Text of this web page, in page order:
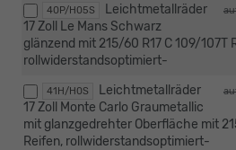
40P/H05S
Leichtmetallräder
17 Zoll Le Mans Schwarz
glänzend mit 215/60 R17 C 109/107T
rollwiderstandsoptimiert-
41H/H0S
Leichtmetallräder
17 Zoll Monte Carlo Graumetallic
mit glanzgedrehter Oberfläche mit
Reifen, rollwiderstandsoptimiert-